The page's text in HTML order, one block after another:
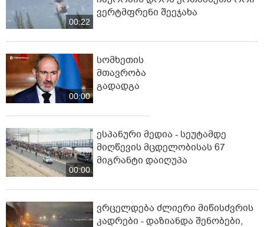
00:22
ვერტმფრენი შეეჯახა
00:00
სომხეთის
მთავრობა
გადადგა
00:00
ესპანური მედია - სეუტამდე
მიღწევის მცდელობისას 67
მიგრანტი დაიღუპა
ვრცელდება ძლიერი მიწისძვრის
კადრები - დაზიანდა შენობები,